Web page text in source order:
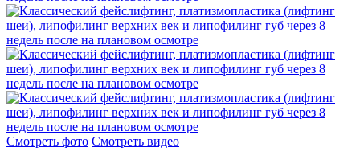
Смотреть фото Смотреть видео